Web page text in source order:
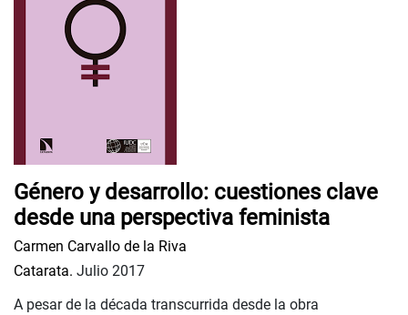
Género y desarrollo: cuestiones clave
desde una perspectiva feminista
Carmen Carvallo de la Riva
Catarata. Julio 2017
A pesar de la década transcurrida desde la obra